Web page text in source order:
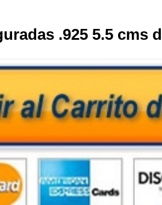
.925 5.5 cms d